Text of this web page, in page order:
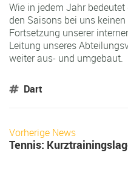
Wie in jedem Jahr
den Saisons bei uns
Fortsetzung unserer
Leitung unseres
weiter aus- und umgebaut.
Dart
Vorherige News
Tennis: